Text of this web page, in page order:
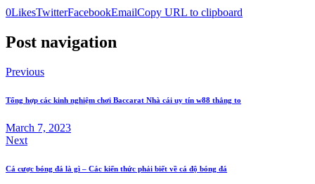
0LikesTwitterFacebookEmailCopy URL to clipboard
Post navigation
Previous
Tổng hợp các kinh nghiệm chơi Baccarat Nhà cái uy tín w88 thắng to
March 7, 2023
Next
Cá cược bóng đá là gì – Các kiến thức phải biết về cá độ bóng đá